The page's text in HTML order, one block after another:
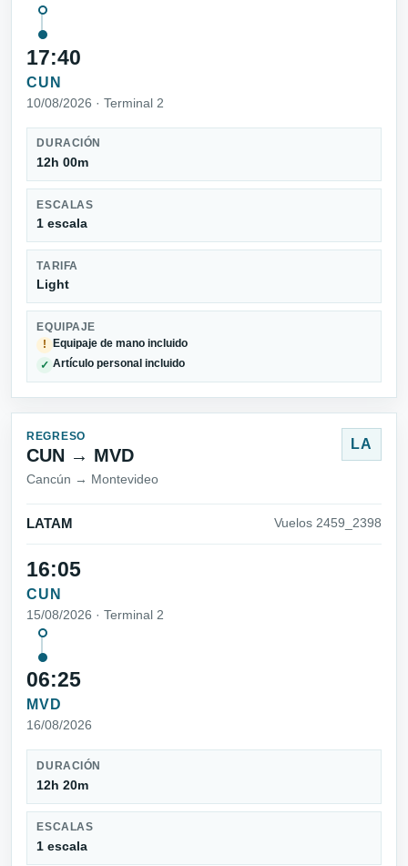
17:40
CUN
10/08/2026 · Terminal 2
DURACIÓN
12h 00m
ESCALAS
1 escala
TARIFA
Light
EQUIPAJE
!
Equipaje de mano incluido
✓ Artículo personal incluido
REGRESO
CUN → MVD
Cancún → Montevideo
LA
LATAM Vuelos 2459_2398
16:05
CUN
15/08/2026 · Terminal 2
06:25
MVD
16/08/2026
DURACIÓN
12h 20m
ESCALAS
1 escala